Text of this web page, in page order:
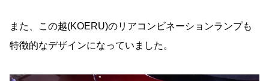
また、この越(KOERU)のリアコンビネーションランプも
特徴的なデザインになっていました。